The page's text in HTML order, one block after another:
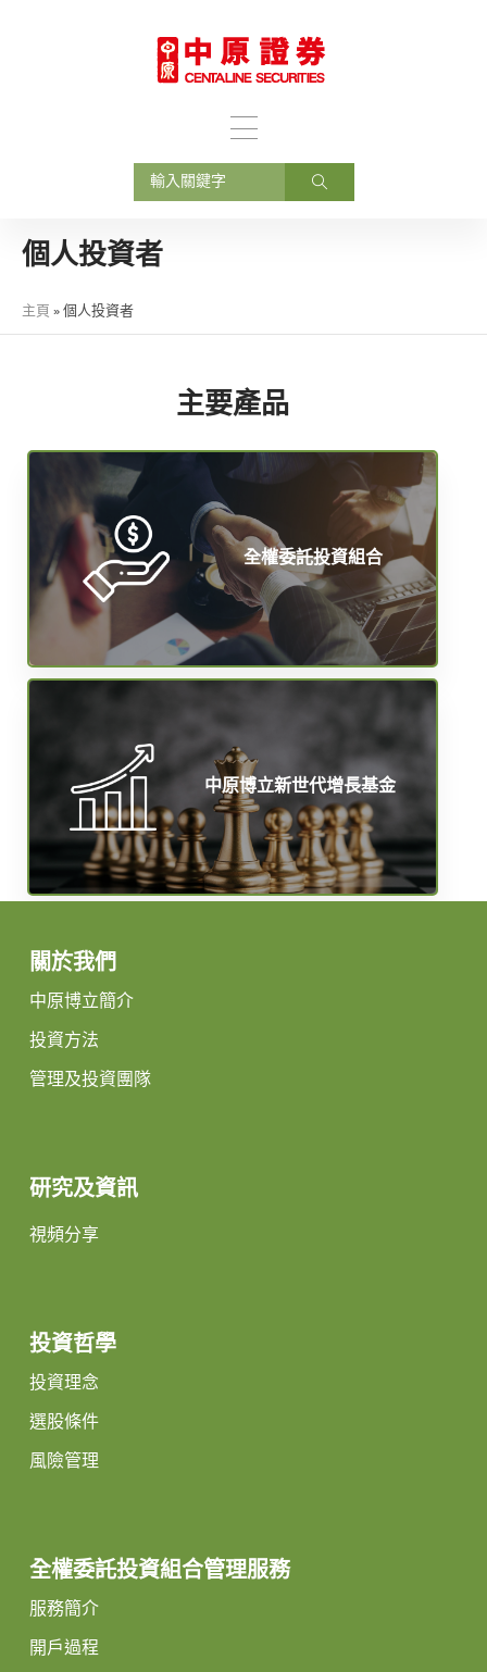
個人投資者
主頁»個人投資者
主要產品
全權委託投資組合
中原博立新世代增長基金
關於我們
中原博立簡介
投資方法
管理及投資團隊
研究及資訊
視頻分享
投資哲學
投資理念
選股條件
風險管理
全權委託投資組合管理服務
服務簡介
開戶過程